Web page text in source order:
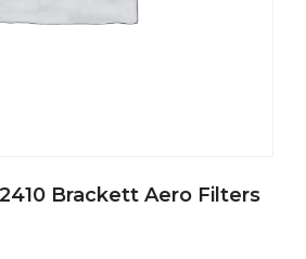
Brackett Aero Filters